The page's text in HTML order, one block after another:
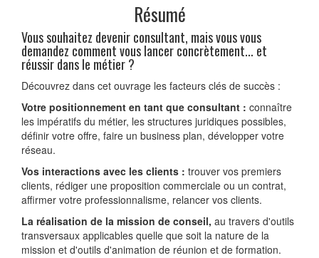
Résumé
Vous souhaitez devenir consultant, mais vous vous
demandez comment vous lancer concrètement... et
réussir dans le métier ?
Découvrez dans cet ouvrage les facteurs clés de succès :
Votre positionnement en tant que consultant : connaître
les impératifs du métier, les structures juridiques possibles,
définir votre offre, faire un business plan, développer votre
réseau.
Vos interactions avec les clients : trouver vos premiers
clients, rédiger une proposition commerciale ou un contrat,
affirmer votre professionnalisme, relancer vos clients.
La réalisation de la mission de conseil, au travers d'outils
transversaux applicables quelle que soit la nature de la
mission et d'outils d'animation de réunion et de formation.